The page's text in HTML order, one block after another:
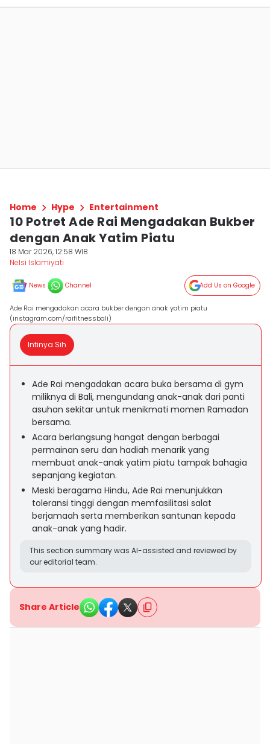
Home Hype Entertainment
10 Potret Ade Rai Mengadakan Bukber
dengan Anak Yatim Piatu
18 Mar 2026, 12:58 WIB
Nelsi Islamiyati
News Channel Add Us on Google
Ade Rai mengadakan acara bukber dengan anak yatim piatu
(instagram.com/raifitnessbali)
Intinya Sih
Ade Rai mengadakan acara buka bersama di gym
miliknya di Bali, mengundang anak-anak dari panti
asuhan sekitar untuk menikmati momen Ramadan
bersama.
Acara berlangsung hangat dengan berbagai
permainan seru dan hadiah menarik yang
membuat anak-anak yatim piatu tampak bahagia
sepanjang kegiatan.
Meski beragama Hindu, Ade Rai menunjukkan
toleransi tinggi dengan memfasilitasi salat
berjamaah serta memberikan santunan kepada
anak-anak yang hadir.
This section summary was AI-assisted and reviewed by
our editorial team.
Share Article